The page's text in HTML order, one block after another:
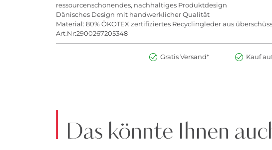
ressourcenschonendes, nachhaltiges Produktdesign
Dänisches Design mit handwerklicher Qualität
Material: 80% ÖKOTEX zertifiziertes Recyclingleder aus
Art.Nr:2900267205348
Gratis Versand* Kauf
Das könnte Ihnen